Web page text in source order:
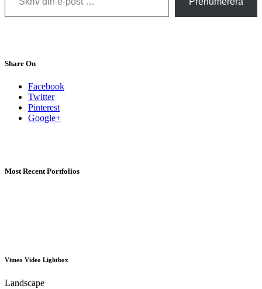
Share On
Facebook
Twitter
Pinterest
Google+
Most Recent Portfolios
Vimeo Video Lightbox
Landscape